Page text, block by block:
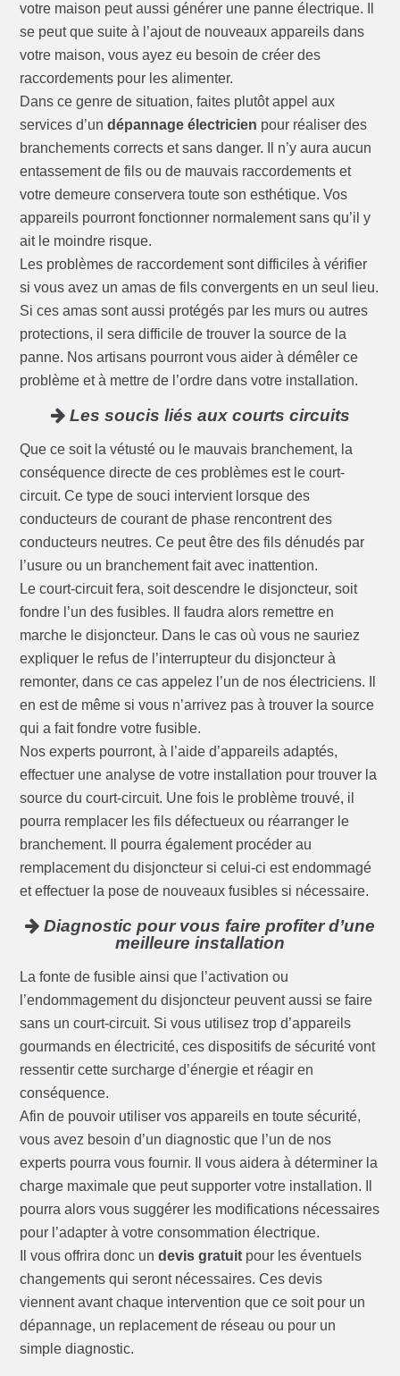
votre maison peut aussi générer une panne électrique. Il
se peut que suite à l’ajout de nouveaux appareils dans
votre maison, vous ayez eu besoin de créer des
raccordements pour les alimenter.
Dans ce genre de situation, faites plutôt appel aux
services d’undépannage électricien pour réaliser des
branchements corrects et sans danger. Il n’y aura aucun
entassement de fils ou de mauvais raccordements et
votre demeure conservera toute son esthétique. Vos
appareils pourront fonctionner normalement sans qu’il y
ait le moindre risque.
Les problèmes de raccordement sont difficiles à vérifier
si vous avez un amas de fils convergents en un seul lieu.
Si ces amas sont aussi protégés par les murs ou autres
protections, il sera difficile de trouver la source de la
panne. Nos artisans pourront vous aider à démêler ce
problème et à mettre de l’ordre dans votre installation.
Les soucis liés aux courts circuits
Que ce soit la vétusté ou le mauvais branchement, la
conséquence directe de ces problèmes est le court-
circuit. Ce type de souci intervient lorsque des
conducteurs de courant de phase rencontrent des
conducteurs neutres. Ce peut être des fils dénudés par
l’usure ou un branchement fait avec inattention.
Le court-circuit fera, soit descendre le disjoncteur, soit
fondre l’un des fusibles. Il faudra alors remettre en
marche le disjoncteur. Dans le cas où vous ne sauriez
expliquer le refus de l’interrupteur du disjoncteur à
remonter, dans ce cas appelez l’un de nos électriciens. Il
en est de même si vous n’arrivez pas à trouver la source
qui a fait fondre votre fusible.
Nos experts pourront, à l’aide d’appareils adaptés,
effectuer une analyse de votre installation pour trouver la
source du court-circuit. Une fois le problème trouvé, il
pourra remplacer les fils défectueux ou réarranger le
branchement. Il pourra également procéder au
remplacement du disjoncteur si celui-ci est endommagé
et effectuer la pose de nouveaux fusibles si nécessaire.
Diagnostic pour vous faire profiter d’une
meilleure installation
La fonte de fusible ainsi que l’activation ou
l’endommagement du disjoncteur peuvent aussi se faire
sans un court-circuit. Si vous utilisez trop d’appareils
gourmands en électricité, ces dispositifs de sécurité vont
ressentir cette surcharge d’énergie et réagir en
conséquence.
Afin de pouvoir utiliser vos appareils en toute sécurité,
vous avez besoin d’un diagnostic que l’un de nos
experts pourra vous fournir. Il vous aidera à déterminer la
charge maximale que peut supporter votre installation. Il
pourra alors vous suggérer les modifications nécessaires
pour l’adapter à votre consommation électrique.
Il vous offrira donc undevis gratuit pour les éventuels
changements qui seront nécessaires. Ces devis
viennent avant chaque intervention que ce soit pour un
dépannage, un replacement de réseau ou pour un
simple diagnostic.